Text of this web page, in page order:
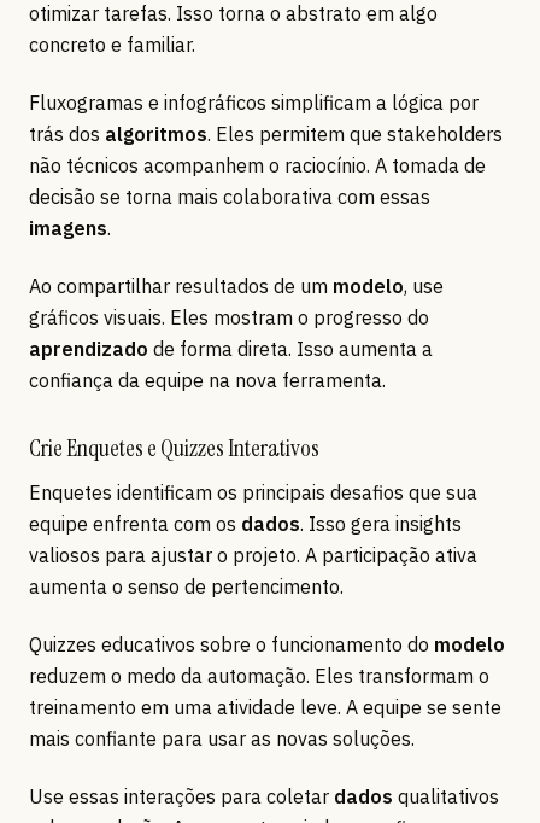
otimizar tarefas. Isso torna o abstrato em algo
concreto e familiar.
Fluxogramas e infográficos simplificam a lógica por
trás dos algoritmos. Eles permitem que stakeholders
não técnicos acompanhem o raciocínio. A tomada de
decisão se torna mais colaborativa com essas
imagens.
Ao compartilhar resultados de um modelo, use
gráficos visuais. Eles mostram o progresso do
aprendizado de forma direta. Isso aumenta a
confiança da equipe na nova ferramenta.
Crie Enquetes e Quizzes Interativos
Enquetes identificam os principais desafios que sua
equipe enfrenta com os dados. Isso gera insights
valiosos para ajustar o projeto. A participação ativa
aumenta o senso de pertencimento.
Quizzes educativos sobre o funcionamento do modelo
reduzem o medo da automação. Eles transformam o
treinamento em uma atividade leve. A equipe se sente
mais confiante para usar as novas soluções.
Use essas interações para coletar dados qualitativos